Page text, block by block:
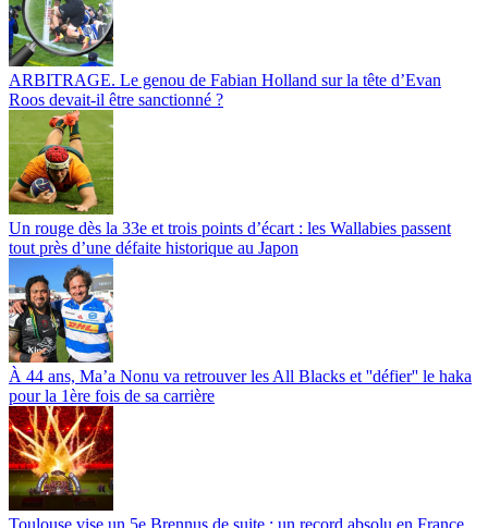
ARBITRAGE. Le genou de Fabian Holland sur la tête d’Evan
Roos devait-il être sanctionné ?
Un rouge dès la 33e et trois points d’écart : les Wallabies passent
tout près d’une défaite historique au Japon
À 44 ans, Ma’a Nonu va retrouver les All Blacks et ''défier'' le haka
pour la 1ère fois de sa carrière
Toulouse vise un 5e Brennus de suite : un record absolu en France,